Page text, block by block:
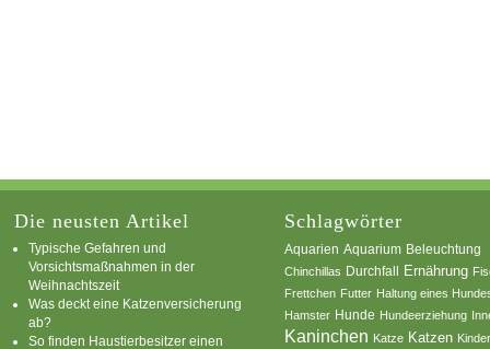
Die neusten Artikel
Typische Gefahren und
Vorsichtsmaßnahmen in der
Weihnachtszeit
Was deckt eine Katzenversicherung
ab?
So finden Haustierbesitzer einen
Schlagwörter
Aquarien Aquarium Beleuchtung
Chinchillas Durchfall Ernährung
Frettchen Futter Haltung eines
Hamster Hunde Hundeerziehung
Kaninchen Katze Katzen